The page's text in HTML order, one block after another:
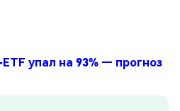
упал на 93% — прогноз